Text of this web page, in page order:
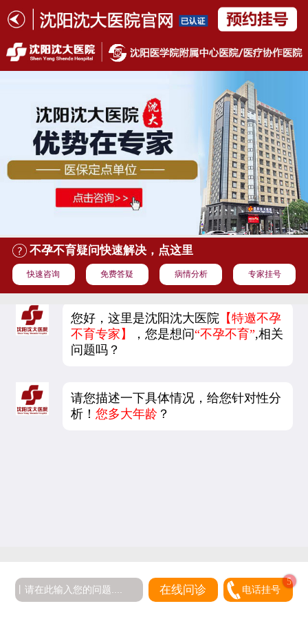
不孕不育疑问快速解决，点这里
快速咨询 免费答疑 病情分析 专家挂号
您好，这里是沈阳沈大医院 【特邀不孕
不育专家】
，您是想问“不孕不育”,相关
问题吗？
请您描述一下具体情况，给您针对性分
析！您多大年龄 ？
在线问诊 电话挂号
5